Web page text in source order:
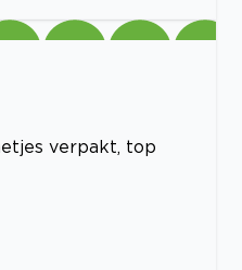
verpakt, top